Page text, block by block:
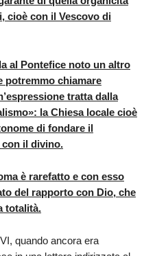
cioè con il Vescovo di
al Pontefice noto un altro
potremmo chiamare
tratta dalla
la Chiesa locale cioè
di fondare il
con il divino.
è rarefatto e con esso
del rapporto con Dio, che
totalità.
quando ancora era